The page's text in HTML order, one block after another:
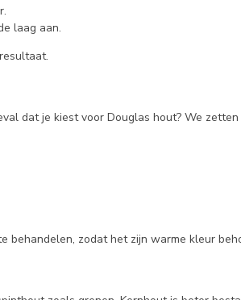
laag aan.
dat je kiest voor Douglas hout? We
behandelen, zodat het zijn warme kleur